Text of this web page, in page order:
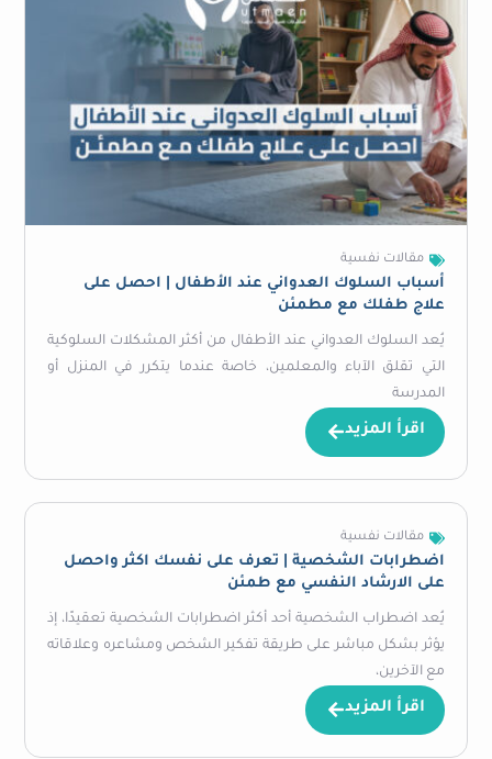
مقالات نفسية
أسباب السلوك العدواني عند الأطفال | احصل على
علاج طفلك مع مطمئن
يُعد السلوك العدواني عند الأطفال من أكثر المشكلات السلوكية
التي تقلق الآباء والمعلمين، خاصة عندما يتكرر في المنزل أو
المدرسة
اقرأ المزيد
مقالات نفسية
اضطرابات الشخصية | تعرف على نفسك اكثر واحصل
على الارشاد النفسي مع طمئن
يُعد اضطراب الشخصية أحد أكثر اضطرابات الشخصية تعقيدًا، إذ
يؤثر بشكل مباشر على طريقة تفكير الشخص ومشاعره وعلاقاته
مع الآخرين،
اقرأ المزيد